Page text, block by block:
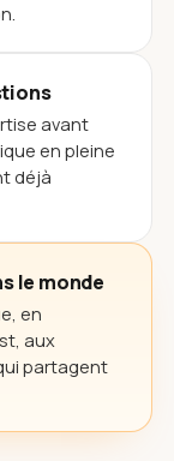
avant
en pleine
déjà
le monde
en
aux
partagent